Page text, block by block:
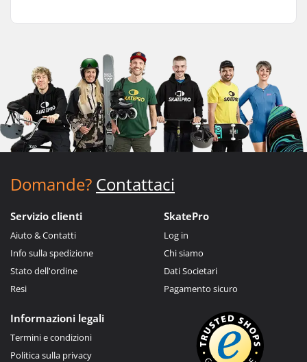
Domande? Contattaci
Servizio clienti
Aiuto & Contatti
Info sulla spedizione
Stato dell'ordine
Resi
SkatePro
Log in
Chi siamo
Dati Societari
Pagamento sicuro
Informazioni legali
Termini e condizioni
Politica sulla privacy